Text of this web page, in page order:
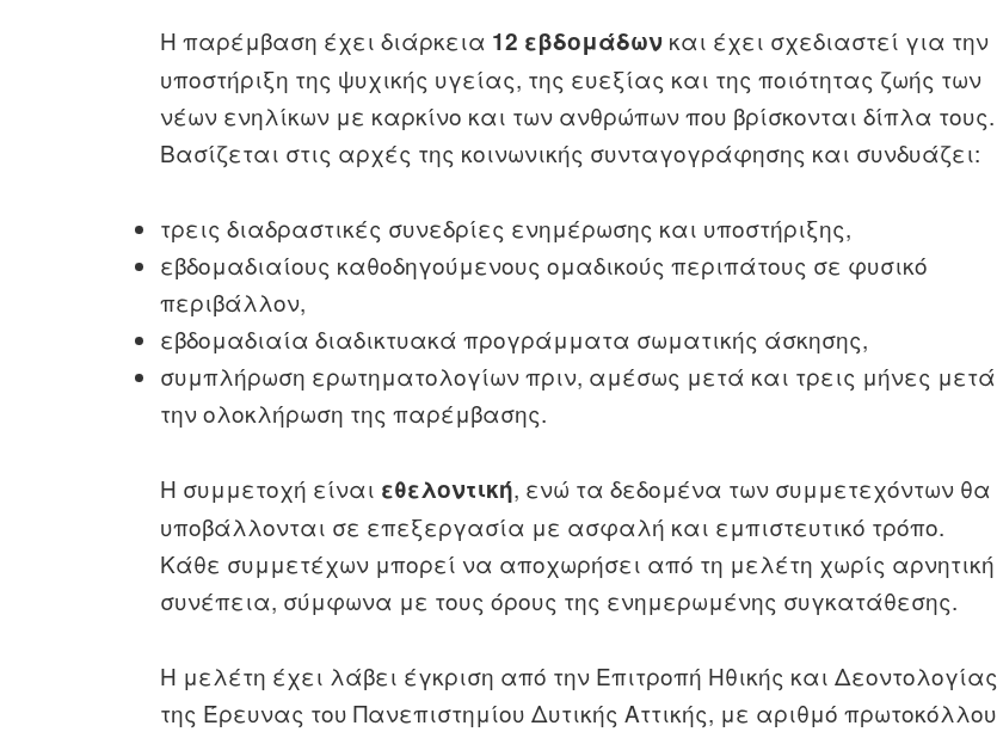
Η παρέμβαση έχει διάρκεια 12 εβδομάδων και έχει σχεδιαστεί για την
υποστήριξη της ψυχικής υγείας, της ευεξίας και της ποιότητας ζωής των
νέων ενηλίκων με καρκίνο και των ανθρώπων που βρίσκονται δίπλα τους.
Βασίζεται στις αρχές της κοινωνικής συνταγογράφησης και συνδυάζει:
τρεις διαδραστικές συνεδρίες ενημέρωσης και υποστήριξης,
εβδομαδιαίους καθοδηγούμενους ομαδικούς περιπάτους σε φυσικό
περιβάλλον,
εβδομαδιαία διαδικτυακά προγράμματα σωματικής άσκησης,
συμπλήρωση ερωτηματολογίων πριν, αμέσως μετά και τρεις μήνες μετά
την ολοκλήρωση της παρέμβασης.
Η συμμετοχή είναι εθελοντική, ενώ τα δεδομένα των συμμετεχόντων θα
υποβάλλονται σε επεξεργασία με ασφαλή και εμπιστευτικό τρόπο.
Κάθε συμμετέχων μπορεί να αποχωρήσει από τη μελέτη χωρίς αρνητική
συνέπεια, σύμφωνα με τους όρους της ενημερωμένης συγκατάθεσης.
Η μελέτη έχει λάβει έγκριση από την Επιτροπή Ηθικής και Δεοντολογίας
της Έρευνας του Πανεπιστημίου Δυτικής Αττικής, με αριθμό πρωτοκόλλου